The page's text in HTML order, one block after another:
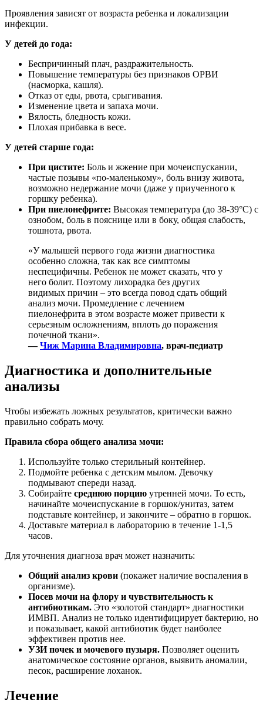
Проявления зависят от возраста ребенка и локализации
инфекции.
У детей до года:
Беспричинный плач, раздражительность.
Повышение температуры без признаков ОРВИ
(насморка, кашля).
Отказ от еды, рвота, срыгивания.
Изменение цвета и запаха мочи.
Вялость, бледность кожи.
Плохая прибавка в весе.
У детей старше года:
При цистите: Боль и жжение при мочеиспускании,
частые позывы «по-маленькому», боль внизу живота,
возможно недержание мочи (даже у приученного к
горшку ребенка).
При пиелонефрите: Высокая температура (до 38-39°С) с
ознобом, боль в пояснице или в боку, общая слабость,
тошнота, рвота.
«У малышей первого года жизни диагностика
особенно сложна, так как все симптомы
неспецифичны. Ребенок не может сказать, что у
него болит. Поэтому лихорадка без других
видимых причин – это всегда повод сдать общий
анализ мочи. Промедление с лечением
пиелонефрита в этом возрасте может привести к
серьезным осложнениям, вплоть до поражения
почечной ткани».
—Чиж Марина Владимировна, врач-педиатр
Диагностика и дополнительные
анализы
Чтобы избежать ложных результатов, критически важно
правильно собрать мочу.
Правила сбора общего анализа мочи:
Используйте только стерильный контейнер.
Подмойте ребенка с детским мылом. Девочку
подмывают спереди назад.
Собирайте среднюю порцию утренней мочи. То есть,
начинайте мочеиспускание в горшок/унитаз, затем
подставьте контейнер, и закончите – обратно в горшок.
Доставьте материал в лабораторию в течение 1-1,5
часов.
Для уточнения диагноза врач может назначить:
Общий анализ крови (покажет наличие воспаления в
организме).
Посев мочи на флору и чувствительность к
антибиотикам. Это «золотой стандарт» диагностики
ИМВП. Анализ не только идентифицирует бактерию, но
и показывает, какой антибиотик будет наиболее
эффективен против нее.
УЗИ почек и мочевого пузыря. Позволяет оценить
анатомическое состояние органов, выявить аномалии,
песок, расширение лоханок.
Лечение